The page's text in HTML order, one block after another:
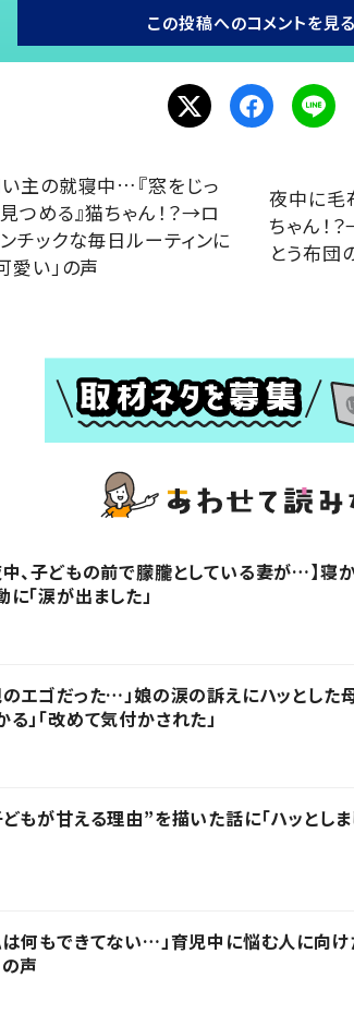
この投稿へのコメントを見る
主の就寝中…『窓をじっ
つめる』猫ちゃん！？→ロ
チックな毎日ルーティンに
愛い」の声
夜中に毛
ちゃん！
とう布団
中、子どもの前で朦朧としている妻が…】
に「涙が出ました」
のエゴだった…」娘の涙の訴えにハッとし
る」「改めて気付かされた」
もが甘える理由”を描いた話に「ハッとしま
は何もできてない…」育児中に悩む人に向け
の声